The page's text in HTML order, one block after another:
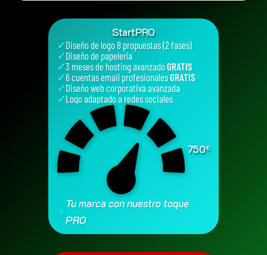
StartPRO
✓Diseño de logo 8 propuestas (2 fases)
✓Diseño de papelería
✓3 meses de hosting avanzadoGRATIS
✓6 cuentas email profesionalesGRATIS
✓Diseño web corporativa avanzada
✓Logo adaptado a redes sociales
750€
✳
Tu marca con nuestro toque
PRO